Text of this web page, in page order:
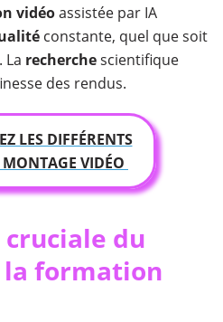
vidéoassistée par IA
constante, quel que soit
La recherchescientifique
des rendus.
LES DIFFÉRENTS
VIDÉO
du
formation